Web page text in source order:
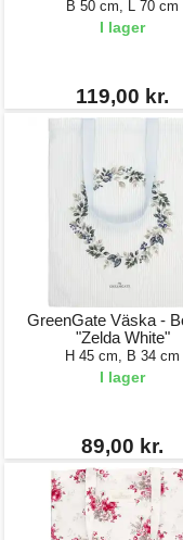
B 50 cm, L 70 cm
I lager
119,00 kr.
GreenGate Väska -
"Zelda White"
H 45 cm, B 34 cm
I lager
89,00 kr.